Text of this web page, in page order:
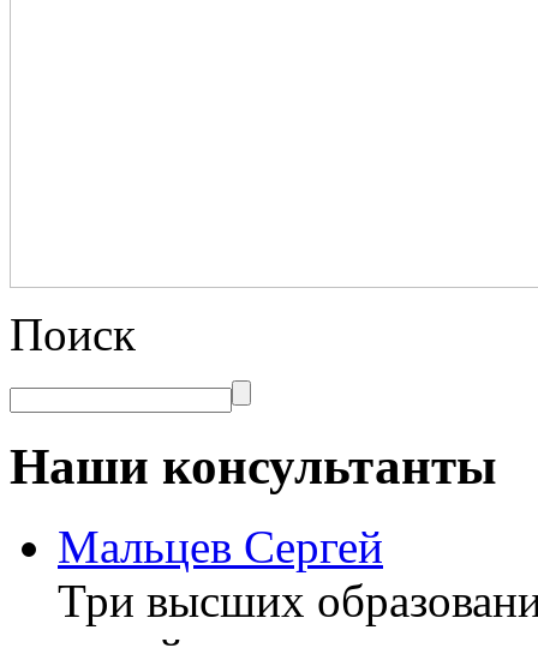
Поиск
Наши консультанты
Мальцев Сергей
Три высших